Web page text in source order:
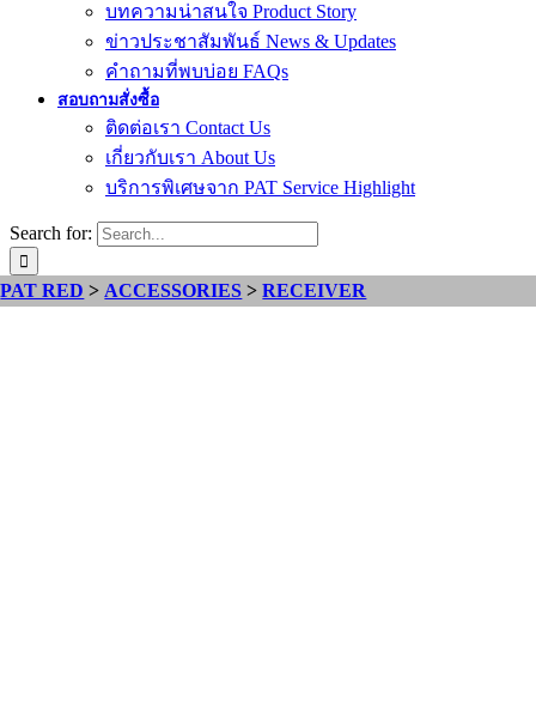
บทความน่าสนใจ Product Story
ข่าวประชาสัมพันธ์ News & Updates
คำถามที่พบบ่อย FAQs
สอบถามสั่งซื้อ
ติดต่อเรา Contact Us
เกี่ยวกับเรา About Us
บริการพิเศษจาก PAT Service Highlight
Search for:
PAT RED > ACCESSORIES >RECEIVER